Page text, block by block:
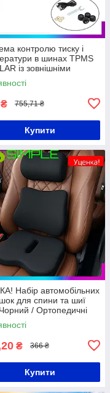
контролю тиску і
в шинах TPMS
із зовнішніми
і сонячною
₴ 755,71 ₴
Купити
Набір автомобільних
для спини та шиї
/ Ортопедичні
для водія / Подушка
₴ 366 ₴
Купити